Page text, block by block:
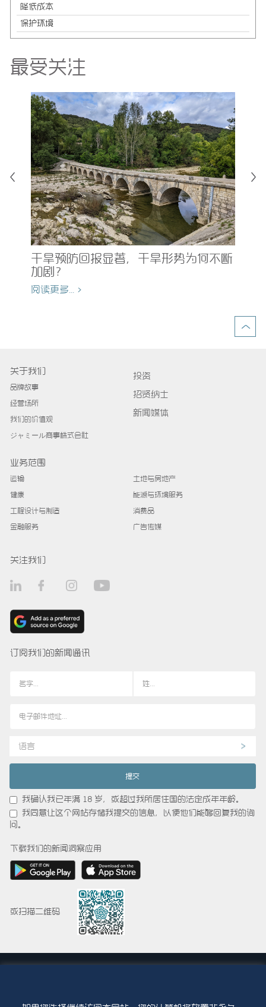
降低成本
保护环境
最受关注
干旱预防回报显著，干旱形势为何不断
加剧？
阅读更多... >
关于我们
品牌故事
经营场所
我们的价值观
ジャミール商事株式会社
投资
招贤纳士
新闻媒体
业务范围
运输
健康
工程设计与制造
金融服务
土地与房地产
能源与环境服务
消费品
广告传媒
关注我们
订阅我们的新闻通讯
语言
我确认我已年满 18 岁，或超过我所居住国的法定成年年龄。
我同意让这个网站存储我提交的信息，以便他们能够回复我的询
问。
下载我们的新闻洞察应用
或扫描二维码